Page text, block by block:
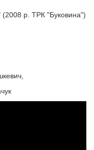
р. ТРК "Буковина")